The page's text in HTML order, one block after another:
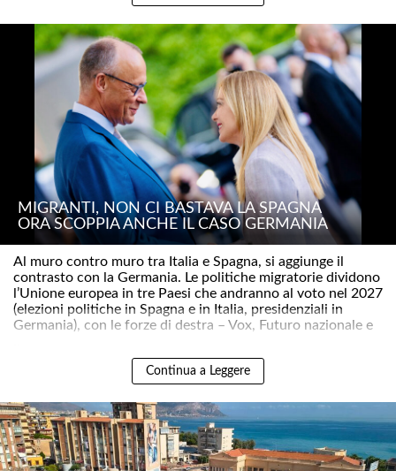
MIGRANTI, NON CI BASTAVA LA SPAGNA
ORA SCOPPIA ANCHE IL CASO GERMANIA
Al muro contro muro tra Italia e Spagna, si aggiunge il
contrasto con la Germania. Le politiche migratorie dividono
l’Unione europea in tre Paesi che andranno al voto nel 2027
(elezioni politiche in Spagna e in Italia, presidenziali in
Germania), con le forze di destra – Vox, Futuro nazionale e
Continua a Leggere